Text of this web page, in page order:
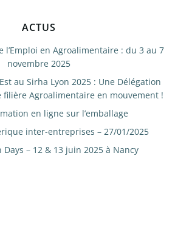
ACTUS
l’Emploi en Agroalimentaire : du 3 au 7
novembre 2025
au Sirha Lyon 2025 : Une Délégation
filière Agroalimentaire en mouvement !
en ligne sur l’emballage
inter-entreprises – 27/01/2025
Days – 12 & 13 juin 2025 à Nancy